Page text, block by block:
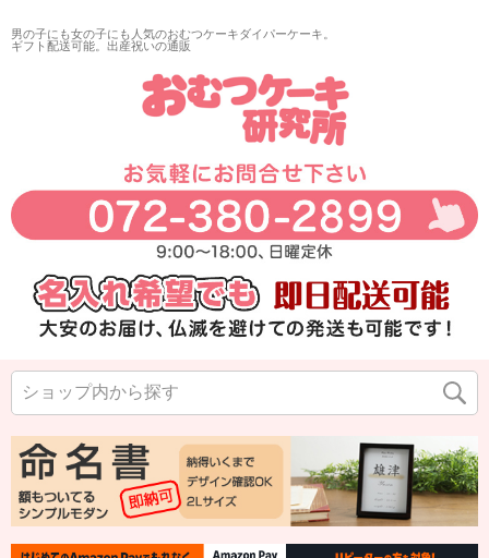
男の子にも女の子にも人気のおむつケーキダイパーケーキ。
ギフト配送可能。出産祝いの通販